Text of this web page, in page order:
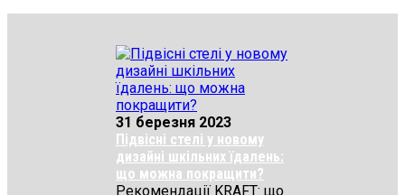
31 березня 2023
Підвісні стелі у новому
дизайні шкільних їдалень:
що можна покращити?
Рекомендації KRAFT: що